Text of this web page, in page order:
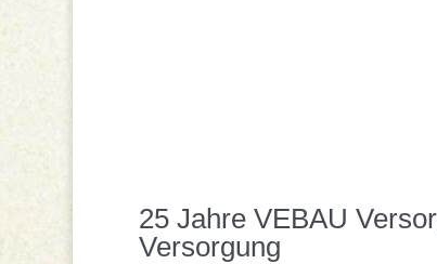
25 Jahre VEBAU
Versorgung